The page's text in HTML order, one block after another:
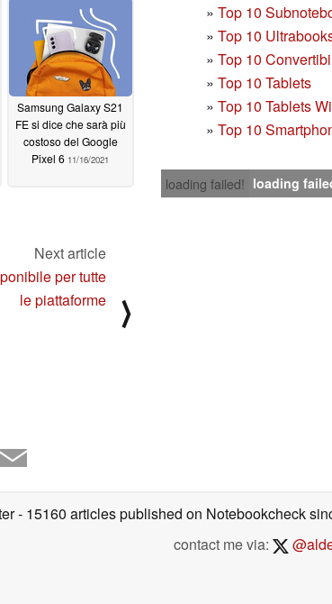
» Top 10
» Top 10
» Top 10
» Top 10 Tablets
» Top 10 Tablets
» Top 10
loading failed! loading
Samsung Galaxy S21
FE si dice che sarà più
costoso del Google
Pixel 6 11/16/2021
Next article
per tutte
le piattaforme
⟩
- 15160 articles published on Notebookcheck
contact me via: